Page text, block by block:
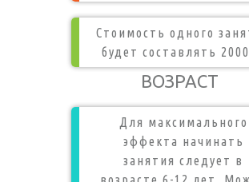
Стоимость одного
будет составлять
ВОЗРАСТ
Для максимального
эффекта начинать
занятия следует в